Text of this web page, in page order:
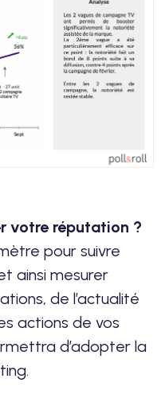
votre réputation ?
pour suivre
ainsi mesurer
de l’actualité
actions de vos
d’adopter la